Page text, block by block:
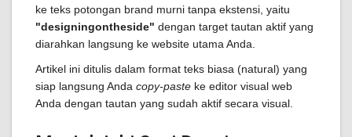
ke teks potongan brand murni tanpa ekstensi, yaitu
"designingontheside" dengan target tautan aktif yang
diarahkan langsung ke website utama Anda.
Artikel ini ditulis dalam format teks biasa (natural) yang
siap langsung Anda copy-paste ke editor visual web
Anda dengan tautan yang sudah aktif secara visual.